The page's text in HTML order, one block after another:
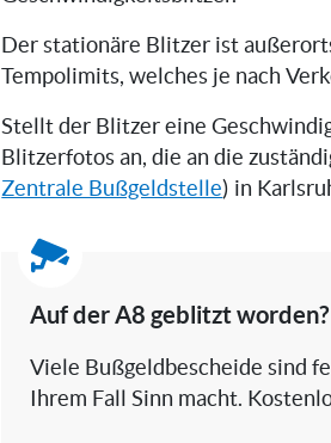
Der stationäre Blitzer ist
Tempolimits, welches je nach
Stellt der Blitzer eine
Blitzerfotos an, die an die
Zentrale Bußgeldstelle) in
Auf der A8 geblitzt worden?
Viele Bußgeldbescheide sind
Ihrem Fall Sinn macht.